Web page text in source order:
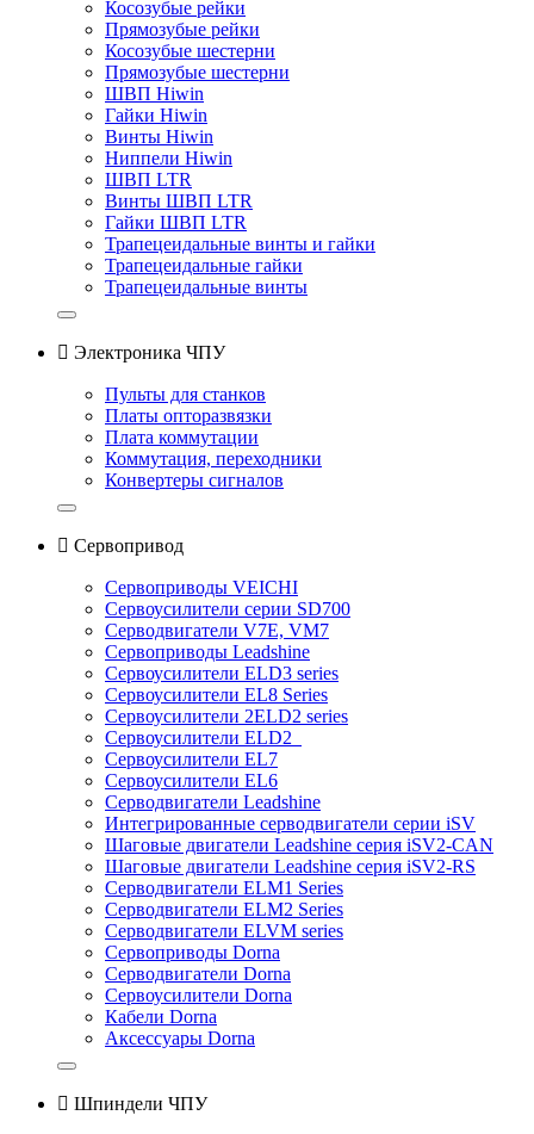
Косозубые рейки
Прямозубые рейки
Косозубые шестерни
Прямозубые шестерни
ШВП Hiwin
Гайки Hiwin
Винты Hiwin
Ниппели Hiwin
ШВП LTR
Винты ШВП LTR
Гайки ШВП LTR
Трапецеидальные винты и гайки
Трапецеидальные гайки
Трапецеидальные винты
 Электроника ЧПУ
Пульты для станков
Платы опторазвязки
Плата коммутации
Коммутация, переходники
Конвертеры сигналов
 Сервопривод
Сервоприводы VEICHI
Сервоусилители серии SD700
Серводвигатели V7E, VM7
Сервоприводы Leadshine
Сервоусилители ELD3 series
Сервоусилители EL8 Series
Сервоусилители 2ELD2 series
Сервоусилители ELD2
Сервоусилители EL7
Сервоусилители EL6
Серводвигатели Leadshine
Интегрированные серводвигатели серии iSV
Шаговые двигатели Leadshine серия iSV2-CAN
Шаговые двигатели Leadshine серия iSV2-RS
Серводвигатели ELM1 Series
Серводвигатели ELM2 Series
Серводвигатели ELVM series
Сервоприводы Dorna
Серводвигатели Dorna
Сервоусилители Dorna
Кабели Dorna
Аксессуары Dorna
 Шпиндели ЧПУ